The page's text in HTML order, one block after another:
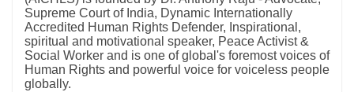
Supreme Court of India, Dynamic Internationally
Accredited Human Rights Defender, Inspirational,
spiritual and motivational speaker, Peace Activist &
Social Worker and is one of global's foremost voices of
Human Rights and powerful voice for voiceless people
globally.